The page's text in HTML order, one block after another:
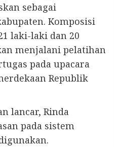
sebagai
Komposisi
laki-laki dan 20
menjalani pelatihan
pada upacara
Republik
lancar, Rinda
pada sistem